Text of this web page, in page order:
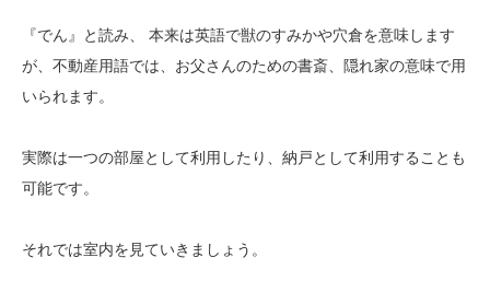
『でん』と読み、 本来は英語で獣のすみかや穴倉を意味します
が、不動産用語では、お父さんのための書斎、隠れ家の意味で用
いられます。
実際は一つの部屋として利用したり、納戸として利用することも
可能です。
それでは室内を見ていきましょう。